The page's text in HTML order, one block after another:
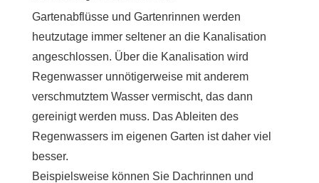
Gartenabflüsse und Gartenrinnen werden
heutzutage immer seltener an die Kanalisation
angeschlossen. Über die Kanalisation wird
Regenwasser unnötigerweise mit anderem
verschmutztem Wasser vermischt, das dann
gereinigt werden muss. Das Ableiten des
Regenwassers im eigenen Garten ist daher viel
besser.
Beispielsweise können Sie Dachrinnen und